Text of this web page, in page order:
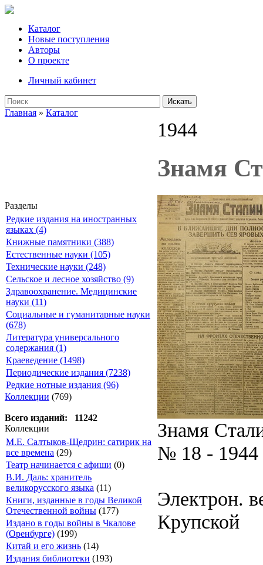
Каталог
Новые поступления
Авторы
О проекте
Личный кабинет
Искать
Главная » Каталог
Разделы
Редкие издания на иностранных
языках (4)
Книжные памятники (388)
Естественные науки (105)
Технические науки (248)
Сельское и лесное хозяйство (9)
Здравоохранение. Медицинские
науки (11)
Социальные и гуманитарные науки
(678)
Литература универсального
содержания (1)
Краеведение (1498)
Периодические издания (7238)
Редкие нотные издания (96)
Коллекции (769)
Всего изданий: 11242
Коллекции
М.Е. Салтыков-Щедрин: сатирик на
все времена (29)
Театр начинается с афиши (0)
В.И. Даль: хранитель
великорусского языка (11)
Книги, изданные в годы Великой
Отечественной войны (177)
Издано в годы войны в Чкалове
(Оренбурге) (199)
Китай и его жизнь (14)
Издания библиотеки (193)
1944
Знамя
Знамя
№ 18 - 1944
Электрон.
Крупской